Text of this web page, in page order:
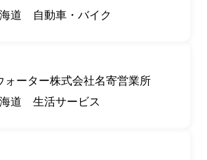
道 自動車・バイク
ォーター株式会社名寄営業所
道 生活サービス